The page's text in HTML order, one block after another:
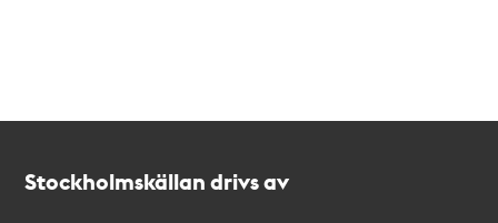
Stockholmskällan drivs av